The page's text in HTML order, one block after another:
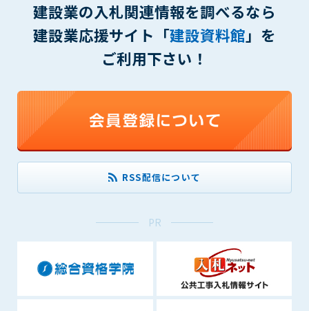
建設業の入札関連情報を調べるなら
建設業応援サイト「建設資料館」を
ご利用下さい！
RSS配信について
PR
(6) 管理者が承認していない営利を目的とした行為
(7) 公序良俗に反する行為
(8) 犯罪的行為に結びつく行為
(9) その他、法律に反する行為
を、営利を目的として第三者に転売し、または転売のため
に第三者に提供すること
第7条（登録内容の削除）
管理者は、会員が登録した内容が以下に該当する、またはその
恐れのあるものは、会員の承諾なく削除できるものとします。
(1) 登録されている情報が、第6条の定める禁止事項に該当する
(3) 広告掲載料金の支払が遅延した場合
(4) その他、管理者が不適当と判断した場合
第8条（サービスの変更・中止等）
管理者は、会員の承諾なく、本サービス内容の変更(新規追加、